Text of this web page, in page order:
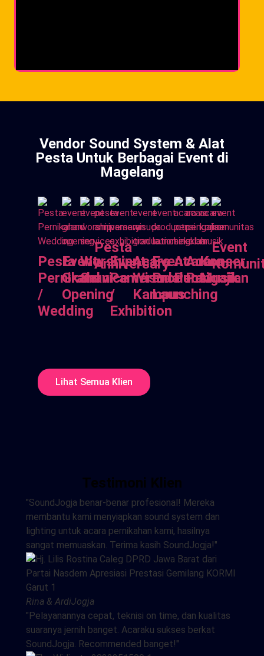
Vendor Sound System & Alat
Pesta Untuk Berbagai Event di
Magelang
Pesta
Pernikahan
/
Wedding
Event
Grand
Opening
Worship
Service
Pesta
Anniversary
Event
Pameran
/
Exhibition
Acara
Wisuda
Kampus
Event
Product
Launching
Acara
Pensi
Acara
Pengajian
Konser
Musik
Event
Lihat Semua Klien
Testimoni Klien
"SoundJogja benar-benar profesional! Mereka
membantu kami menyiapkan sound system dan
lighting untuk acara pernikahan kami, hasilnya
sangat memuaskan. Terima kasih SoundJogja!"
Rina & ArdiJogja
"Pelayanannya cepat, teknisi on time, dan kualitas
suaranya jernih banget. Acaraku sukses berkat
SoundJogja. Recommended banget!"